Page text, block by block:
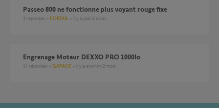
Passeo 800 ne fonctionne plus voyant rouge fixe
3 réponses PORTAIL il y a plus d'un an
Engrenage Moteur DEXXO PRO 1000Io
14 réponses GARAGE il y a environ 2 mois